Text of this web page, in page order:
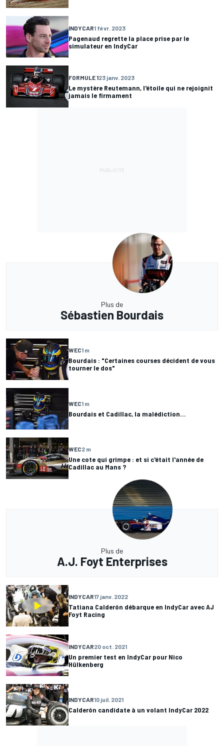
INDYCAR1 févr. 2023
Pagenaud regrette la place prise par le
simulateur en IndyCar
FORMULE 123 janv. 2023
Le mystère Reutemann, l'étoile qui ne rejoignit
jamais le firmament
Plus de
Sébastien Bourdais
WEC1 m
Bourdais : "Certaines courses décident de vous
tourner le dos"
WEC1 m
Bourdais et Cadillac, la malédiction...
WEC2 m
Une cote qui grimpe : et si c'était l'année de
Cadillac au Mans ?
Plus de
A.J. Foyt Enterprises
INDYCAR17 janv. 2022
Tatiana Calderón débarque en IndyCar avec AJ
Foyt Racing
INDYCAR20 oct. 2021
Un premier test en IndyCar pour Nico
Hülkenberg
INDYCAR10 juil. 2021
Calderón candidate à un volant IndyCar 2022